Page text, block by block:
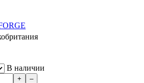
В наличии
+
–